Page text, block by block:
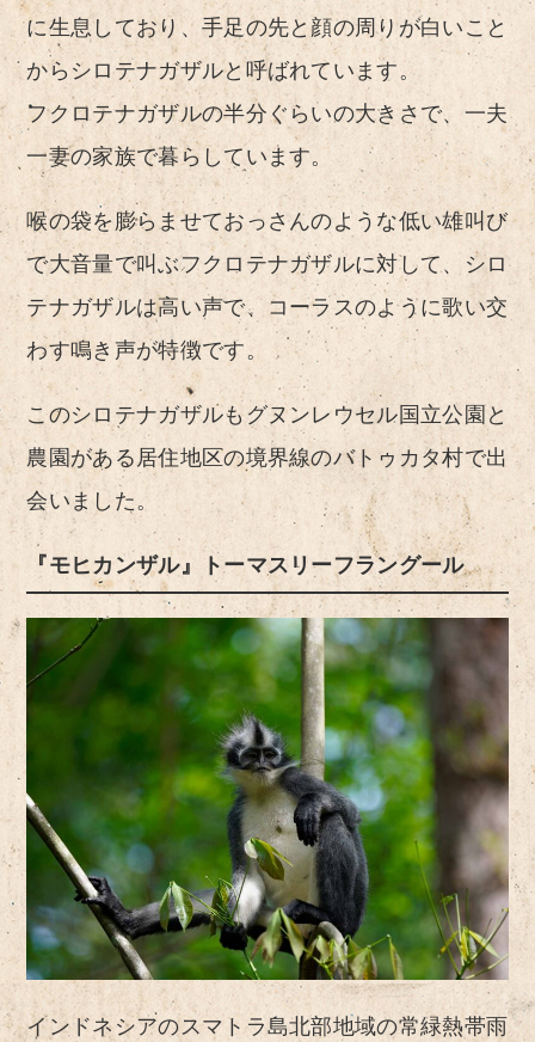
に生息しており、手足の先と顔の周りが白いこと
からシロテナガザルと呼ばれています。
フクロテナガザルの半分ぐらいの大きさで、一夫
一妻の家族で暮らしています。
喉の袋を膨らませておっさんのような低い雄叫び
で大音量で叫ぶフクロテナガザルに対して、シロ
テナガザルは高い声で、コーラスのように歌い交
わす鳴き声が特徴です。
このシロテナガザルもグヌンレウセル国立公園と
農園がある居住地区の境界線のバトゥカタ村で出
会いました。
『モヒカンザル』トーマスリーフラングール
インドネシアのスマトラ島北部地域の常緑熱帯雨